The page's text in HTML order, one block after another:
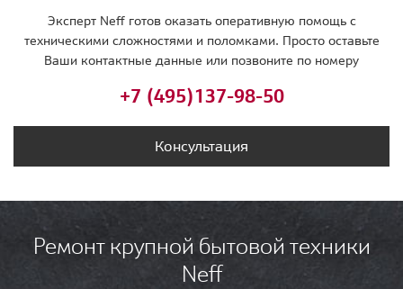
Эксперт Neff готов оказать оперативную помощь с
техническими сложностями и поломками. Просто оставьте
Ваши контактные данные или позвоните по номеру
+7 (495)137-98-50
Консультация
Ремонт крупной бытовой техники
Neff